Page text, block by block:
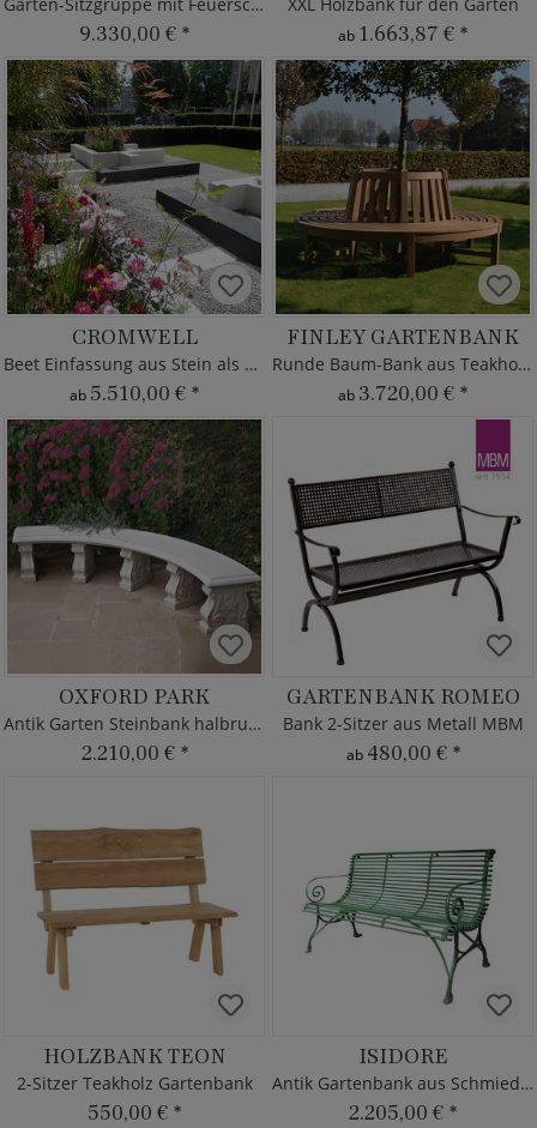
9.330,00 € * ab 1.663,87 € *
CROMWELL
Beet Einfassung aus Stein als Sitzbank
ab 5.510,00 € *
FINLEY GARTENBANK
Runde Baum-Bank aus Teakholz - modern
ab 3.720,00 € *
OXFORD PARK
Antik Garten Steinbank halbrund
2.210,00 € *
GARTENBANK ROMEO
Bank 2-Sitzer aus Metall MBM
ab 480,00 € *
HOLZBANK TEON
2-Sitzer Teakholz Gartenbank
550,00 € *
ISIDORE
Antik Gartenbank aus Schmiedeeisen
2.205,00 € *